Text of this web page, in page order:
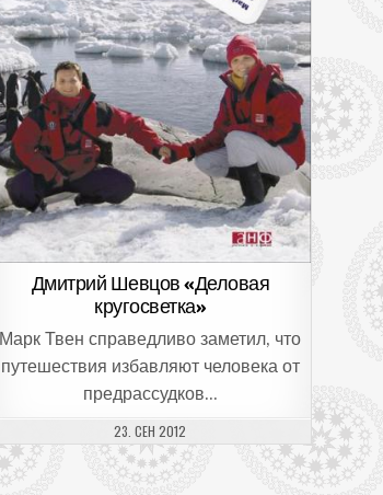
Дмитрий Шевцов «Деловая
кругосветка»
Марк Твен справедливо заметил, что
путешествия избавляют человека от
предрассудков…
ДАТА ПУБЛИКАЦИИ:
23. СЕН 2012